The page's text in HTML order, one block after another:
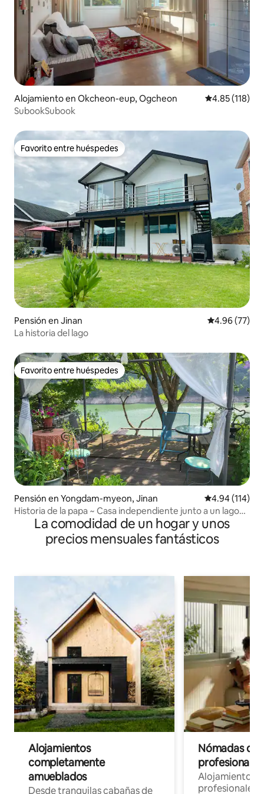
Alojamiento en Okcheon-eup, Ogcheon Calificación
4.85 (118)
SubookSubook
Favorito entre huéspedes
Favorito entre huéspedes
Pensión en Jinan Calificación
4.96 (77)
La historia del lago
Favorito entre huéspedes
Favorito entre huéspedes
Pensión en Yongdam-myeon, Jinan Calificación
4.94 (114)
Historia de la papa ~ Casa independiente junto a un lago
fresco Alojamiento para un solo equipo Estrellas de
verano, viento, juegos en el agua del valle
La comodidad de un hogar y unos
precios mensuales fantásticos
Alojamientos
completamente
amueblados
Desde tranquilas cabañas de
Nómadas
Alojamientos
profesionales